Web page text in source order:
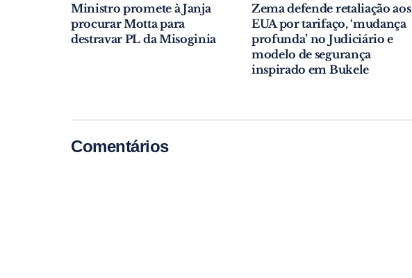
Ministro promete à Janja
procurar Motta para
destravar PL da Misoginia
Zema defende retaliação aos
EUA por tarifaço, ‘mudança
profunda’ no Judiciário e
modelo de segurança
inspirado em Bukele
Comentários